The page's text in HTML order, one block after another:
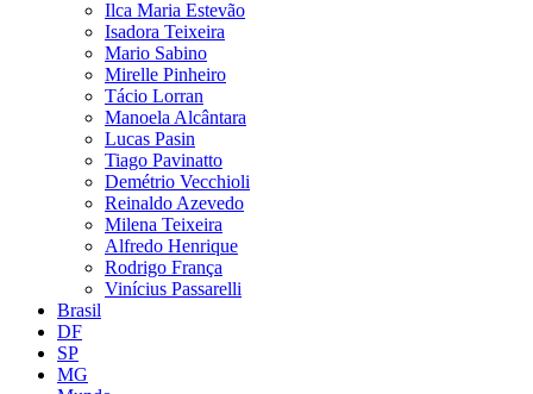
Ilca Maria Estevão
Isadora Teixeira
Mario Sabino
Mirelle Pinheiro
Tácio Lorran
Manoela Alcântara
Lucas Pasin
Tiago Pavinatto
Demétrio Vecchioli
Reinaldo Azevedo
Milena Teixeira
Alfredo Henrique
Rodrigo França
Vinícius Passarelli
Brasil
DF
SP
MG